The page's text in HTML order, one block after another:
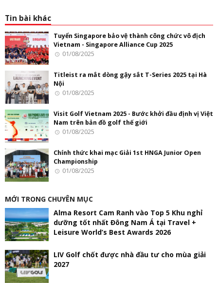
Tin bài khác
Tuyển Singapore bảo vệ thành công chức vô địch
Vietnam - Singapore Alliance Cup 2025
01/08/2025
Titleist ra mắt dòng gậy sắt T-Series 2025 tại Hà
Nội
01/08/2025
Visit Golf Vietnam 2025 - Bước khởi đầu định vị Việt
Nam trên bản đồ golf thế giới
01/08/2025
Chính thức khai mạc Giải 1st HNGA Junior Open
Championship
01/08/2025
MỚI TRONG CHUYÊN MỤC
Alma Resort Cam Ranh vào Top 5 Khu nghỉ
dưỡng tốt nhất Đông Nam Á tại Travel +
Leisure World’s Best Awards 2026
LIV Golf chốt được nhà đầu tư cho mùa giải
2027